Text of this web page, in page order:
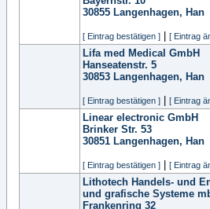
30855 Langenhagen, Han
[ Eintrag bestätigen ] [ Eintrag
Lifa med Medical GmbH
Hanseatenstr. 5
30853 Langenhagen, Han
[ Eintrag bestätigen ] [ Eintrag
Linear electronic GmbH
Brinker Str. 53
30851 Langenhagen, Han
[ Eintrag bestätigen ] [ Eintrag
Lithotech Handels- und
und grafische Systeme
Frankenring 32